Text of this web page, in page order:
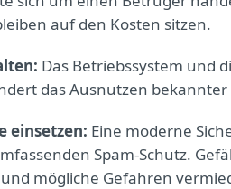
auf den Kosten sitzen.
Das Betriebssystem und
das Ausnutzen
einsetzen: Eine moderne
Spam-Schutz.
mögliche Gefahren